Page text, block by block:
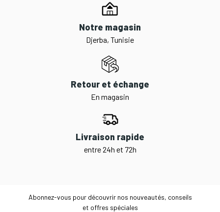
Notre magasin
Djerba, Tunisie
Retour et échange
En magasin
Livraison rapide
entre 24h et 72h
Abonnez-vous pour découvrir nos nouveautés, conseils
et offres spéciales